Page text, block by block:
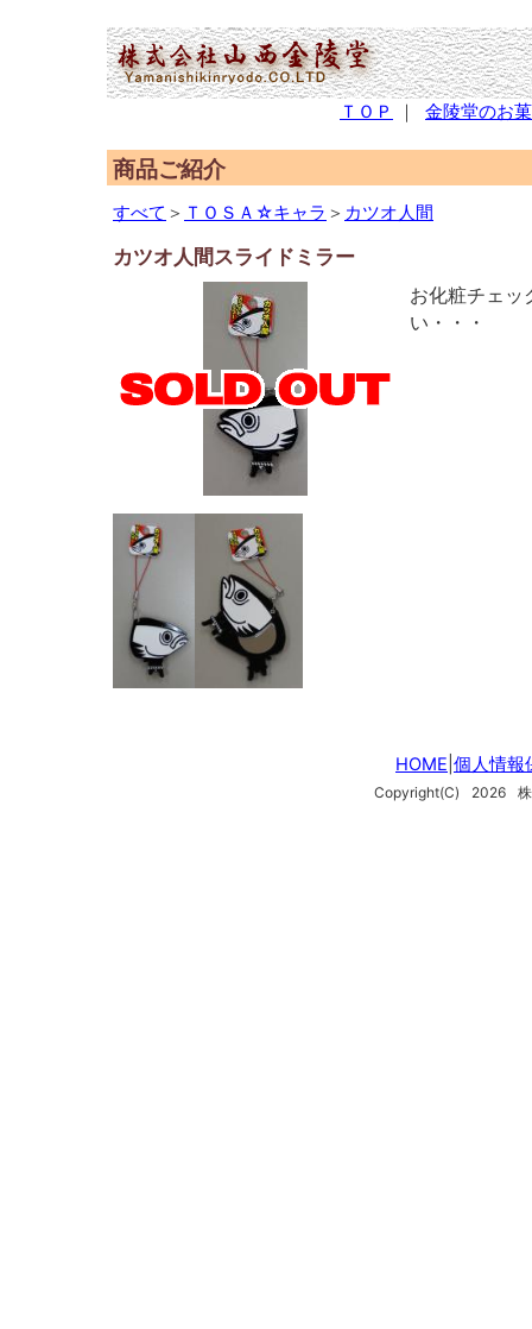
ＴＯＰ ｜ 金陵堂のお
商品ご紹介
すべて ＞ ＴＯＳＡ☆キャラ ＞ カツオ人間
カツオ人間スライドミラー
お化粧チェッ
い・・・
HOME 個人情報
Copyright(C) 2026